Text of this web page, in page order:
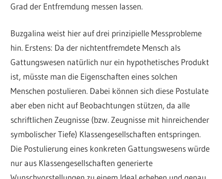
Grad der Entfremdung messen lassen.
Buzgalina weist hier auf drei prinzipielle Messprobleme
hin. Erstens: Da der nichtentfremdete Mensch als
Gattungswesen natürlich nur ein hypothetisches Produkt
ist, müsste man die Eigenschaften eines solchen
Menschen postulieren. Dabei können sich diese Postulate
aber eben nicht auf Beobachtungen stützen, da alle
schriftlichen Zeugnisse (bzw. Zeugnisse mit hinreichender
symbolischer Tiefe) Klassengesellschaften entspringen.
Die Postulierung eines konkreten Gattungswesens würde
nur aus Klassengesellschaften generierte